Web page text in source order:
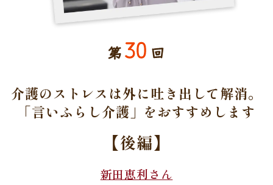
第30 回
介護のストレスは外に吐き出して解消。
「言いふらし介護」をおすすめします
【後編】
新田恵利さん